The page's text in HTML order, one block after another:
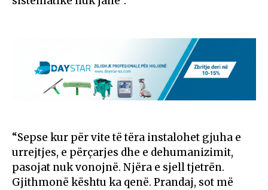
“Sepse kur për vite të tëra instalohet gjuha e
urrejtjes, e përçarjes dhe e dehumanizimit,
pasojat nuk vonojnë. Njëra e sjell tjetrën.
Gjithmonë kështu ka qenë. Prandaj, sot më